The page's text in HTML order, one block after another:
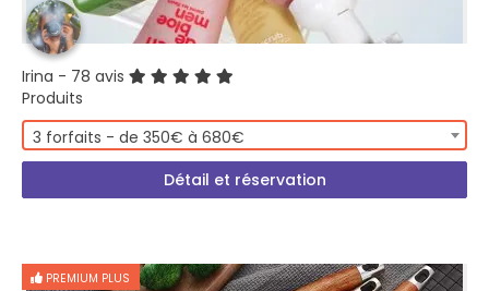
Irina - 78 avis
Produits
3 forfaits - de 350€ à 680€
Détail et réservation
PREMIUM PLUS